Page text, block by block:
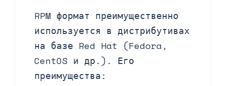
RPM формат преимущественно
используется в дистрибутивах
на базе Red Hat (Fedora,
CentOS и др.). Его
преимущества: